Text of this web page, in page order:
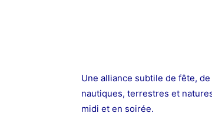
Une alliance subtile de fête,
nautiques, terrestres et
midi et en soirée.